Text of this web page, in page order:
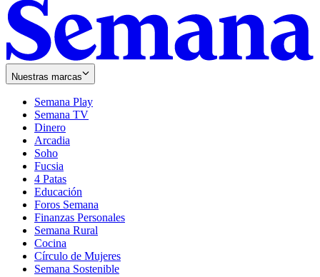
Nuestras marcas
Semana Play
Semana TV
Dinero
Arcadia
Soho
in
new
window
Fucsia
in
new
window
4 Patas
Educación
Foros Semana
Finanzas Personales
Semana Rural
Cocina
Círculo de Mujeres
Semana Sostenible